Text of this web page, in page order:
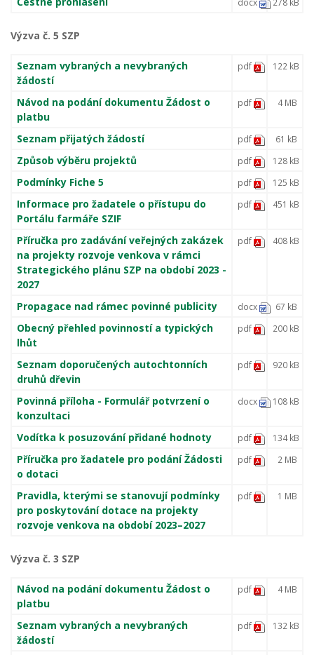
Výzva č. 5 SZP
Seznam vybraných a nevybraných
žádostí
pdf 122 kB
Návod na podání dokumentu Žádost o
platbu
pdf 4 MB
Seznam přijatých žádostí pdf 61 kB
Způsob výběru projektů pdf 128 kB
Podmínky Fiche 5 pdf 125 kB
Informace pro žadatele o přístupu do
Portálu farmáře SZIF
pdf 451 kB
Příručka pro zadávání veřejných zakázek
na projekty rozvoje venkova v rámci
Strategického plánu SZP na období 2023 -
2027
pdf 408 kB
Propagace nad rámec povinné publicity docx 67 kB
Obecný přehled povinností a typických
lhůt
pdf 200 kB
Seznam doporučených autochtonních
druhů dřevin
pdf 920 kB
Povinná příloha - Formulář potvrzení o
konzultaci
docx 108 kB
Vodítka k posuzování přidané hodnoty pdf 134 kB
Příručka pro žadatele pro podání Žádosti
o dotaci
pdf 2 MB
Pravidla, kterými se stanovují podmínky
pro poskytování dotace na projekty
rozvoje venkova na období 2023–2027
pdf 1 MB
Výzva č. 3 SZP
Návod na podání dokumentu Žádost o
platbu
pdf 4 MB
Seznam vybraných a nevybraných
žádostí
pdf 132 kB